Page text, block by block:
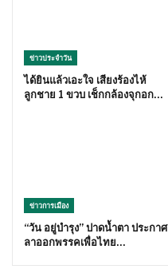
ข่าวประจำวัน
ได้ยินแล้วเอะใจ เสียงร้องไห้
ลูกชาย 1 ขวบ เช็กกล้องจุกอก…
ข่าวการเมือง
“วัน อยู่บำรุง” ปาดน้ำตา ประกาศ
ลาออกพรรคเพื่อไทย…